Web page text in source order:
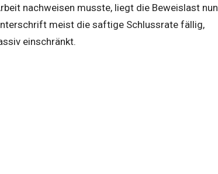
nachweisen musste, liegt die Beweislast nun
meist die saftige Schlussrate fällig,
einschränkt.